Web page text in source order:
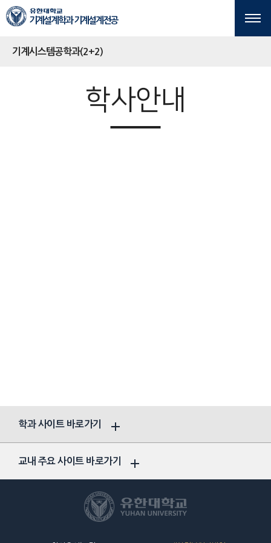
본문 바로가기 주메뉴 바로가기
기계설계학과 기계설계전공
기계시스템공학과(2+2)
학사안내
학과 사이트 바로가기
교내 주요 사이트 바로가기